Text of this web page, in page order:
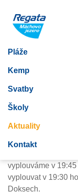
Pláže
Kemp
Svatby
Školy
Aktuality
Kontakt
Vážení návštěvníci,
vyplouváme v
vyplouvat v 19:30
Doksech.